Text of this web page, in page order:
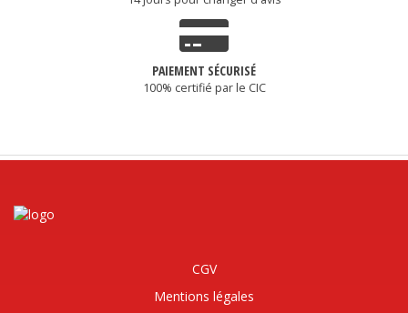
PAIEMENT SÉCURISÉ
100% certifié par le CIC
CGV
Mentions légales